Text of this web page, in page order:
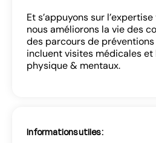
Et s’appuyons sur
nous améliorons la vie des
des parcours de
incluent visites médicales
physique & mentaux.
Informations utiles :
SE
Vous n’avez pas
Contactez